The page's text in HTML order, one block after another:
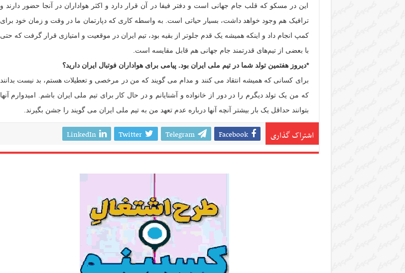
این در مسکو که قلب جام جهانی است و دفتر فیفا در آن قرار دارد و اکثر هواداران در آنجا حضور دارند و
ترافیک هم وجود خواهد داشت، بسیار حیاتی است. به واسطه کاری که دپارتمان ما در وقت و زمان خود برای
کمپ انجام داد و اینکه همیشه یک قدم جلوتر از بقیه بود، تیم ایران در موقعیت و امتیازی قرار گرفت که حتی
با بعضی از تیم‌های قدرتمند جام جهانی هم قابل مقایسه است.
*دیروز هفتمین تولد شما در تیم ملی ایران بود. پیامی برای هواداران فوتبال ایران دارید؟
برای کسانی که همیشه انتقاد می کنند و مدام می گویند که من در مرخصی و تعطیلات هستم، بد نیست بدانند
که من یک تولد دیگرم را در دور از خانواده و آشنایانم و در حال کار برای تیم ملی ایران باشم. امیدوارم آنها
بتوانند حداقل یک بار بیشتر آنچه آنها درباره عدم تعهد من به تیم ملی ایران می گویند را جشن بگیرند.
اشتراک گذاری Facebook
Telegram
Twitter
LinkedIn